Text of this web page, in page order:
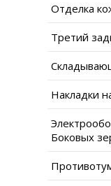
Отделка
Третий
Накладки
Боковых